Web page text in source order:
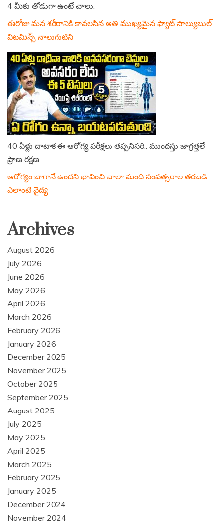
4 మీకు తోడుగా ఉంటే చాలు.
ఈరోజు మన శరీరానికి కావలసిన అతి ముఖ్యమైన ఫ్యాట్ సాల్యుబుల్
విటమిన్స్ నాలుగుటిని
40 ఏళ్లు దాటాక ఈ ఆరోగ్య పరీక్షలు తప్పనిసరి.. ముందస్తు జాగ్రత్తలే
ప్రాణ రక్షణ
ఆరోగ్యం బాగానే ఉందని భావించి చాలా మంది సంవత్సరాల తరబడి
ఎలాంటి వైద్య
Archives
August 2026
July 2026
June 2026
May 2026
April 2026
March 2026
February 2026
January 2026
December 2025
November 2025
October 2025
September 2025
August 2025
July 2025
May 2025
April 2025
March 2025
February 2025
January 2025
December 2024
November 2024